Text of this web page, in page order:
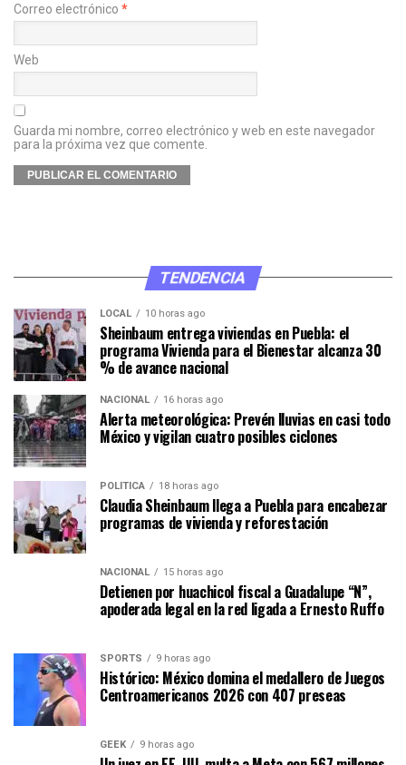
Correo electrónico *
Web
Guarda mi nombre, correo electrónico y web en este navegador
para la próxima vez que comente.
TENDENCIA
LOCAL 10 horas ago
Sheinbaum entrega viviendas en Puebla: el
programa Vivienda para el Bienestar alcanza 30
% de avance nacional
NACIONAL 16 horas ago
Alerta meteorológica: Prevén lluvias en casi todo
México y vigilan cuatro posibles ciclones
POLÍTICA 18 horas ago
Claudia Sheinbaum llega a Puebla para encabezar
programas de vivienda y reforestación
NACIONAL 15 horas ago
Detienen por huachicol fiscal a Guadalupe “N”,
apoderada legal en la red ligada a Ernesto Ruffo
SPORTS 9 horas ago
Histórico: México domina el medallero de Juegos
Centroamericanos 2026 con 407 preseas
GEEK 9 horas ago